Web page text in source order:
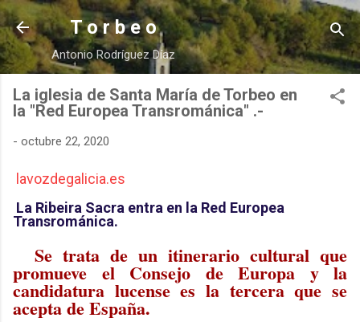
Ir al contenido principal
T o r b e o
Antonio Rodríguez Díaz
La iglesia de Santa María de Torbeo en
la "Red Europea Transrománica" .-
- octubre 22, 2020
lavozdegalicia.es
La Ribeira Sacra entra en la Red Europea
Transrománica.
Se trata de un itinerario cultural que
promueve el Consejo de Europa y la
candidatura lucense es la tercera que se
acepta de España.